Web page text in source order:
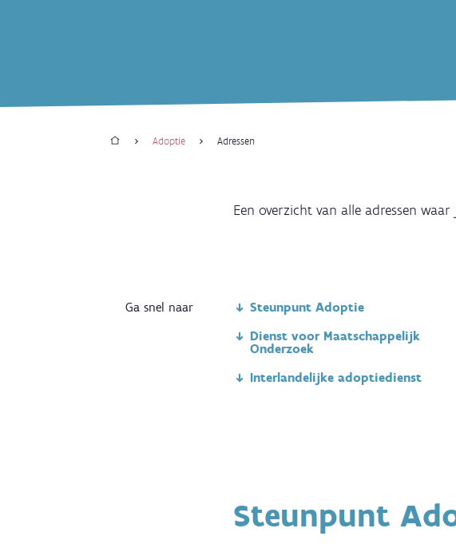
Home Adoptie Adressen
Een overzicht van alle adressen
Ga snel naar
Steunpunt Adoptie
Dienst voor Maatschappelijk
Onderzoek
Interlandelijke adoptiedienst
Steunpunt